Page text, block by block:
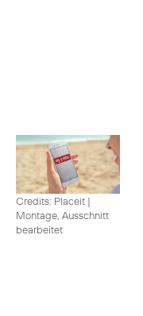
Credits: Placeit |
Montage, Ausschnitt
bearbeitet